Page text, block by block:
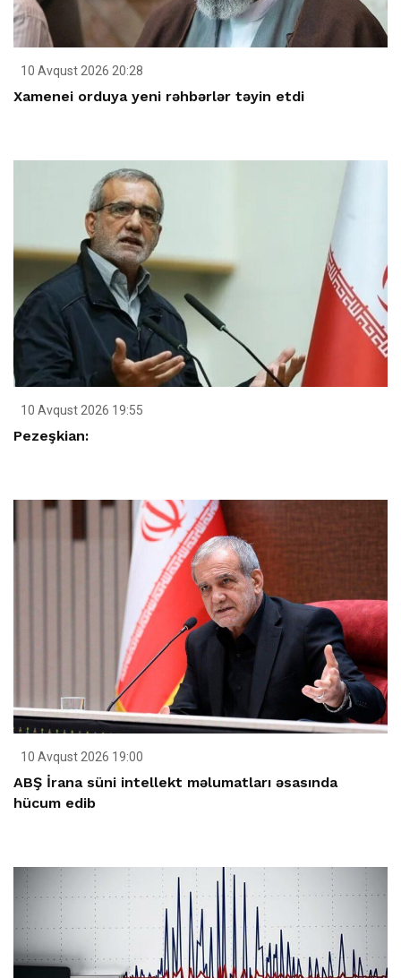
10 Avqust 2026 20:28
Xamenei orduya yeni rəhbərlər təyin etdi
10 Avqust 2026 19:55
Pezeşkian:
10 Avqust 2026 19:00
ABŞ İrana süni intellekt məlumatları əsasında
hücum edib